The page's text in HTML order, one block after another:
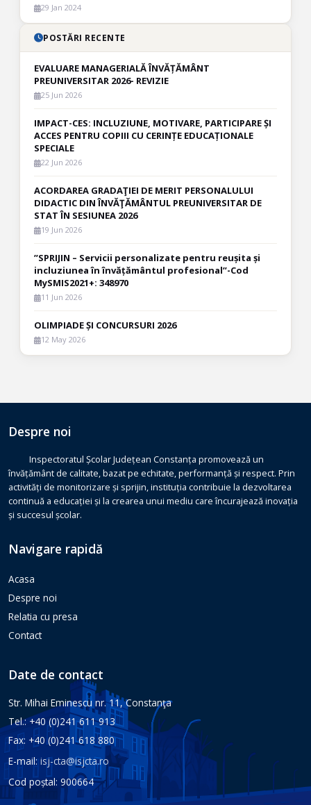
29 Jan 2024
POSTĂRI RECENTE
EVALUARE MANAGERIALĂ ÎNVĂȚĂMÂNT
PREUNIVERSITAR 2026- REVIZIE
25 Jun 2026
IMPACT-CES: INCLUZIUNE, MOTIVARE, PARTICIPARE ȘI
ACCES PENTRU COPIII CU CERINȚE EDUCAȚIONALE
SPECIALE
22 Jun 2026
ACORDAREA GRADAŢIEI DE MERIT PERSONALULUI
DIDACTIC DIN ÎNVĂŢĂMÂNTUL PREUNIVERSITAR DE
STAT ÎN SESIUNEA 2026
19 Jun 2026
”SPRIJIN – Servicii personalizate pentru reușita și
incluziunea în învățământul profesional”-Cod
MySMIS2021+: 348970
11 Jun 2026
OLIMPIADE ȘI CONCURSURI 2026
12 May 2026
Despre noi
Inspectoratul Școlar Județean Constanța promovează un
învățământ de calitate, bazat pe echitate, performanță și respect. Prin
activități de monitorizare și sprijin, instituția contribuie la dezvoltarea
continuă a educației și la crearea unui mediu care încurajează inovația
și succesul școlar.
Navigare rapidă
Acasa
Despre noi
Relatia cu presa
Contact
Date de contact
Str. Mihai Eminescu nr. 11, Constanţa
Tel.: +40 (0)241 611 913
Fax: +40 (0)241 618 880
E-mail:isj-cta@isjcta.ro
Cod poștal: 900664